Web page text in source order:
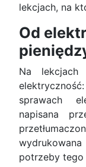
lekcjach, na
Od
Na lekcjach
sprawach
napisana
potrzeby tego